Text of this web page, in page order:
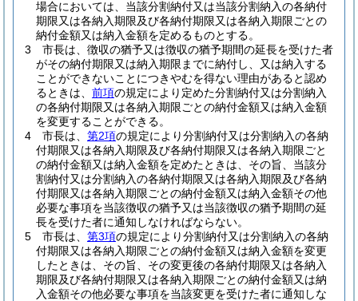
場合においては、当該分割納付又は当該分割納入の各納付
期限又は各納入期限及び各納付期限又は各納入期限ごとの
納付金額又は納入金額を定めるものとする。
3
市長は、徴収の猶予又は徴収の猶予期間の延長を受けた者
がその納付期限又は納入期限までに納付し、又は納入する
ことができないことにつきやむを得ない理由があると認め
るときは、 前項の規定により定めた分割納付又は分割納入
の各納付期限又は各納入期限ごとの納付金額又は納入金額
を変更することができる。
4
市長は、 第2項の規定により分割納付又は分割納入の各納
付期限又は各納入期限及び各納付期限又は各納入期限ごと
の納付金額又は納入金額を定めたときは、その旨、当該分
割納付又は分割納入の各納付期限又は各納入期限及び各納
付期限又は各納入期限ごとの納付金額又は納入金額その他
必要な事項を当該徴収の猶予又は当該徴収の猶予期間の延
長を受けた者に通知しなければならない。
5
市長は、 第3項の規定により分割納付又は分割納入の各納
付期限又は各納入期限ごとの納付金額又は納入金額を変更
したときは、その旨、その変更後の各納付期限又は各納入
期限及び各納付期限又は各納入期限ごとの納付金額又は納
入金額その他必要な事項を当該変更を受けた者に通知しな